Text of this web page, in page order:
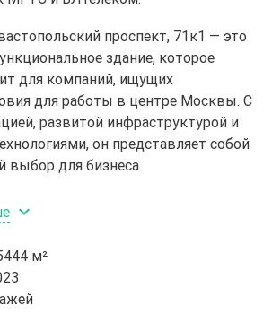
проспект, 71к1 — это
здание, которое
для компаний, ищущих
для работы в центре Москвы. С
развитой инфраструктурой и
он представляет собой
выбор для бизнеса.
м²